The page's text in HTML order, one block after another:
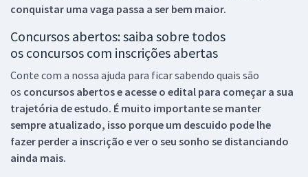
conquistar uma vaga passa a ser bem maior.
Concursos abertos: saiba sobre todos
os concursos com inscrições abertas
Conte com a nossa ajuda para ficar sabendo quais são
os concursos abertos e acesse o edital para começar a sua
trajetória de estudo. É muito importante se manter
sempre atualizado, isso porque um descuido pode lhe
fazer perder a inscrição e ver o seu sonho se distanciando
ainda mais.